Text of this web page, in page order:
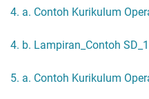
4. a. Contoh Kurikulum
4. b. Lampiran_Contoh
5. a. Contoh Kurikulum